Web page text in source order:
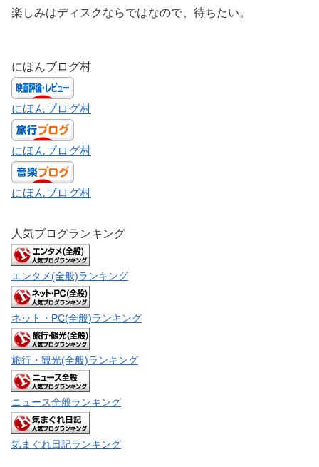
楽しみはディスクならではなので、待ちたい。
にほんブログ村
にほんブログ村
にほんブログ村
にほんブログ村
人気ブログランキング
エンタメ(全般)ランキング
ネット・PC(全般)ランキング
旅行・観光(全般)ランキング
ニュース全般ランキング
気まぐれ日記ランキング